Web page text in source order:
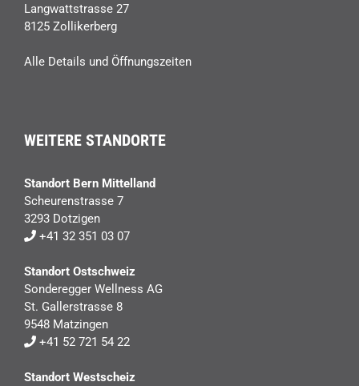
Langwattstrasse 27
8125 Zollikerberg
Alle Details und Öffnungszeiten
WEITERE STANDORTE
Standort Bern Mittelland
Scheurenstrasse 7
3293 Dotzigen
+41 32 351 03 07
Standort Ostschweiz
Sonderegger Wellness AG
St. Gallerstrasse 8
9548 Matzingen
+41 52 721 54 22
Standort Westscheiz